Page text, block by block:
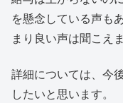
を懸念している声も
まり良い声は聞こえ
詳細については、今
したいと思います。